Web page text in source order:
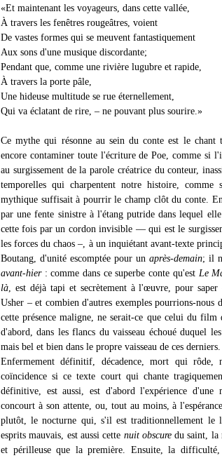
«Et maintenant les voyageurs, dans cette vallée,
À travers les fenêtres rougeâtres, voient
De vastes formes qui se meuvent fantastiquement
Aux sons d'une musique discordante;
Pendant que, comme une rivière lugubre et rapide,
À travers la porte pâle,
Une hideuse multitude se rue éternellement,
Qui va éclatant de rire, – ne pouvant plus sourire.»
Ce mythe qui résonne au sein du conte est le chant
encore contaminer toute l'écriture de Poe, comme si
au surgissement de la parole créatrice du conteur,
temporelles qui charpentent notre histoire,
mythique suffisait à pourrir le champ clôt du conte.
par une fente sinistre à l'étang putride dans lequel
cette fois par un cordon invisible — qui est le
les forces du chaos –, à un inquiétant avant-texte
Boutang, d'unité escomptée pour un après-demain; il
avant-hier: comme dans ce superbe conte qu'est Le
là , est déjà tapi et secrètement à l'œuvre, pour
Usher – et combien d'autres exemples pourrions-
cette présence maligne, ne serait-ce que celui du
d'abord, dans les flancs du vaisseau échoué duquel
mais bel et bien dans le propre vaisseau de ces derniers.
Enfermement définitif, décadence, mort qui rôde,
coïncidence si ce texte court qui chante
définitive, est aussi, est d'abord l'expérience
concourt à son attente, ou, tout au moins, à
plutôt, le nocturne qui, s'il est traditionnellement le
esprits mauvais, est aussi cette nuit obscuredu saint, la
et périlleuse que la première. Ensuite, la difficulté,